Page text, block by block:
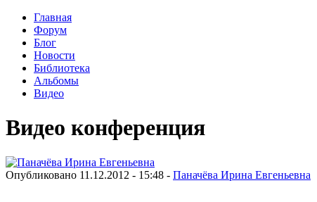
Главная
Форум
Блог
Новости
Библиотека
Альбомы
Видео
Видео конференция
Опубликовано 11.12.2012 - 15:48 - Паначёва Ирина Евгеньевна